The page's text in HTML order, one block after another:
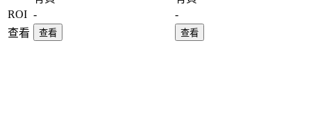
ROI -
-
查看
查看 查看